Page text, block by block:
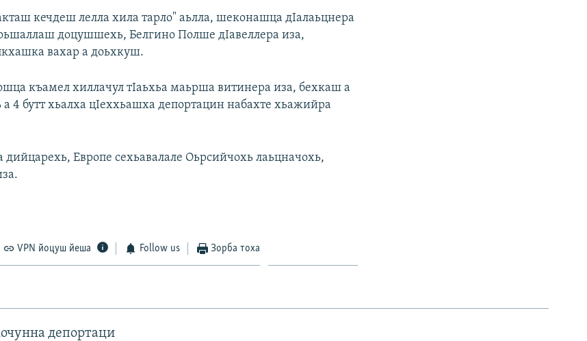
кечдеш лелла хила тарло" аьлла, шеконашца дIалаьцнера
доцушшехь, Белгино Полше дIавеллера иза,
вахар а доьхкуш.
къамел хиллачул тIаьхьа маьрша витинера иза, бехкаш а
4 бутт хьалха цIеххьашха депортацин набахте хьажийра
Европе сехьавалале Оьрсийчохь лаьцначохь,
VPN йоцуш йеша Follow us Зорба тоха
депортаци